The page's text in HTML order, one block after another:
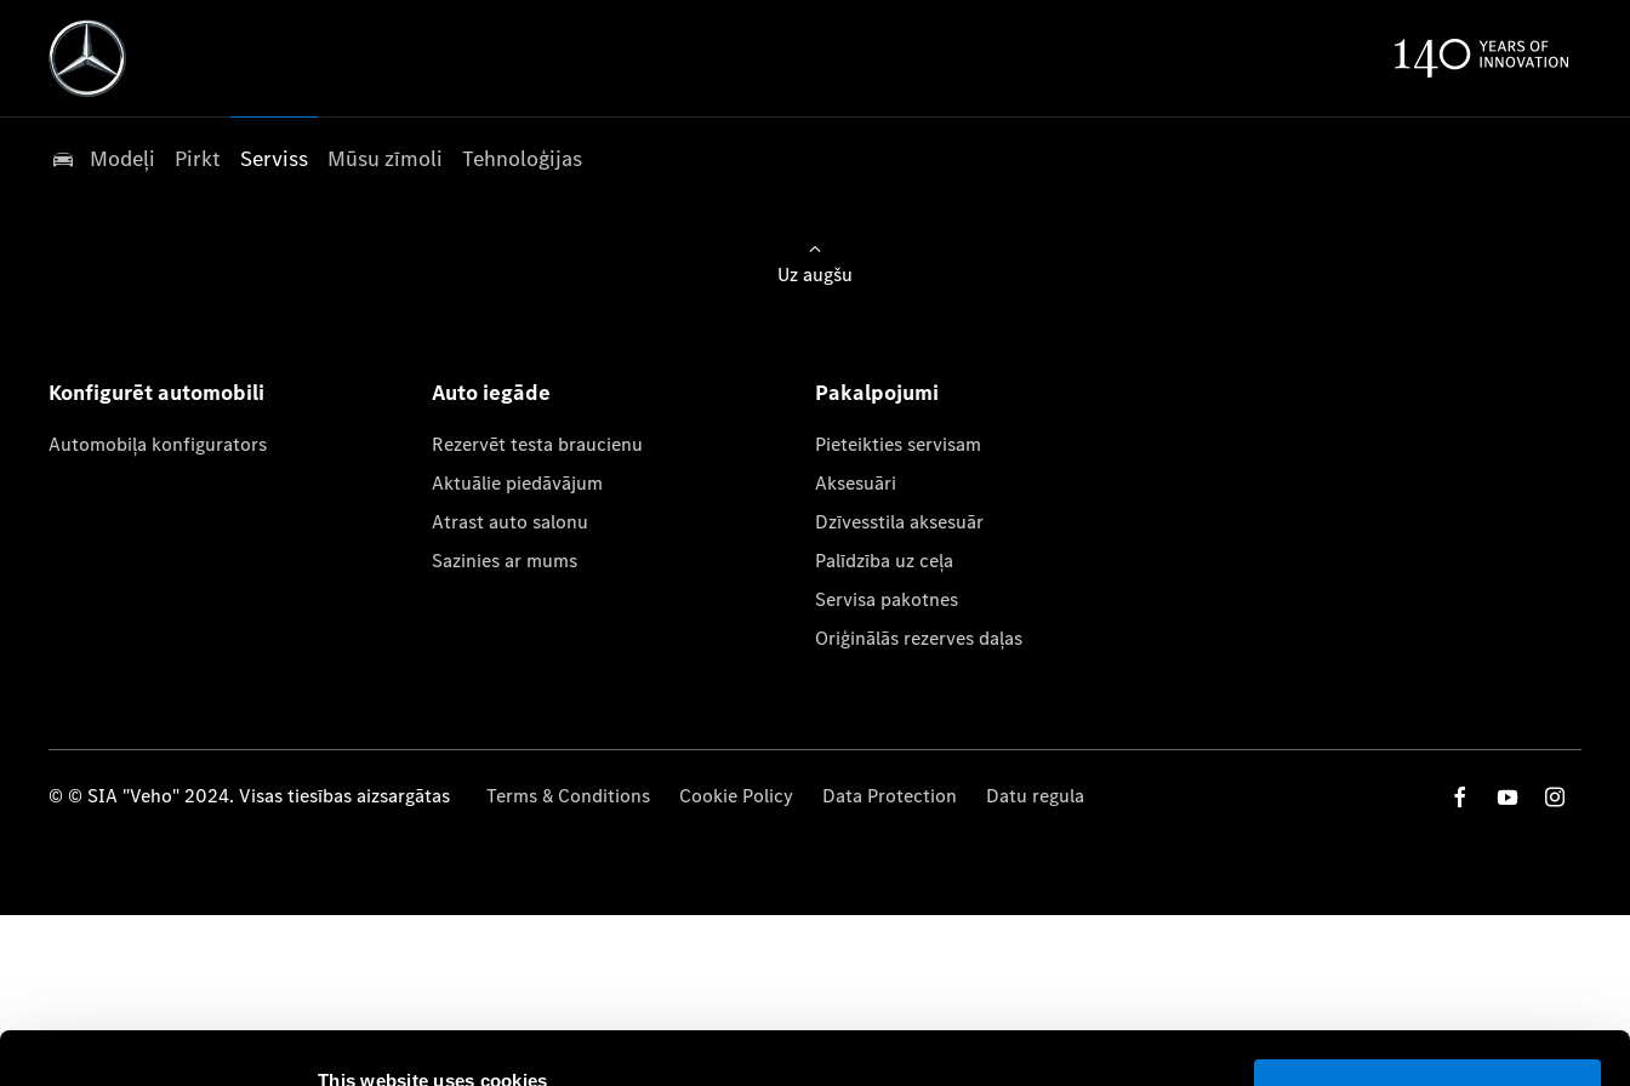
This website uses cookies
Modeļi Pirkt Serviss Mūsu zīmoli Tehnoloģijas
Uz augšu
Konfigurēt automobili
Automobiļa konfigurators
Auto iegāde
Rezervēt testa braucienu
Aktuālie piedāvājum
Atrast auto salonu
Sazinies ar mums
Pakalpojumi
Pieteikties servisam
Aksesuāri
Dzīvesstila aksesuār
Palīdzība uz ceļa
Servisa pakotnes
Oriģinālās rezerves daļas
© © SIA "Veho" 2024. Visas tiesības aizsargātas Terms & Conditions Cookie Policy Data Protection Datu regula